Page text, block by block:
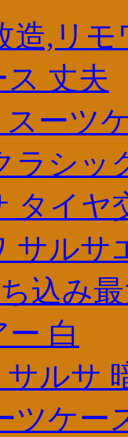
造,リ
丈夫
スーツ
ラシッ
タイ
サルサ
込み
白
ルサ
ツケー